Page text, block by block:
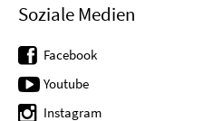
Soziale Medien
Facebook
Youtube
Instagram